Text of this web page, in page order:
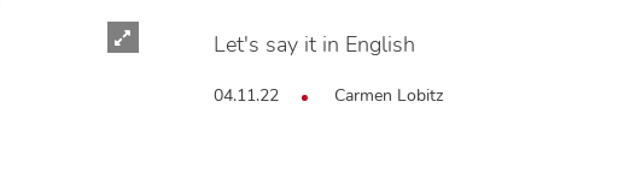
Let's say it in English
04.11.22 Carmen Lobitz